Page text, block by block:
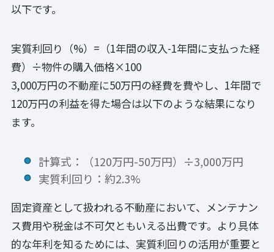
以下です。
実質利回り（%）=（1年間の収入-1年間に支払った経
費）÷物件の購入価格×100
3,000万円の不動産に50万円の経費を費やし、1年間で
120万円の利益を得た場合は以下のような結果になり
ます。
計算式：（120万円-50万円）÷3,000万円
実質利回り：約2.3%
固定資産として扱われる不動産において、メンテナン
ス費用や税金は不可欠ともいえる出費です。より具体
的な年利を知るためには、実質利回りの活用が重要と